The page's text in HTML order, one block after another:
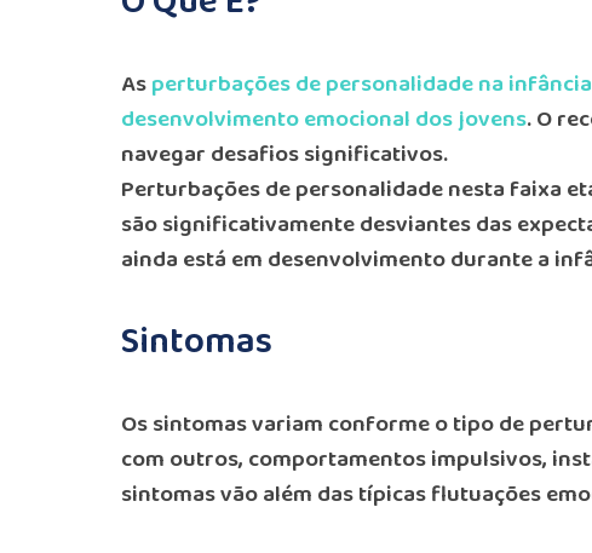
Asperturbações de personalidade na
desenvolvimento emocional dos jovens. O
navegar desafios significativos.
Perturbações de personalidade nesta faixa
são significativamente desviantes das
ainda está em desenvolvimento durante a
Sintomas
Os sintomas variam conforme o tipo de
com outros, comportamentos impulsivos,
sintomas vão além das típicas flutuações